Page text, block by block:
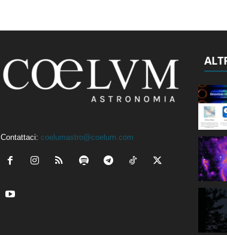
Contattaci: coelumastro@coelum.com